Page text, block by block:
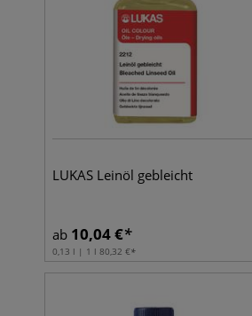
LUKAS Leinöl gebleicht
ab 10,04€
0,13 l | 1 l 80,32 €